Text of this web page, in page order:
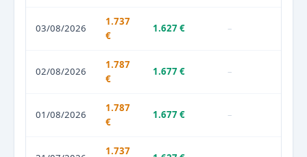
03/08/2026
1.737
€
1.627 € –
02/08/2026
1.787
€
1.677 € –
01/08/2026
1.787
€
1.677 € –
1.737